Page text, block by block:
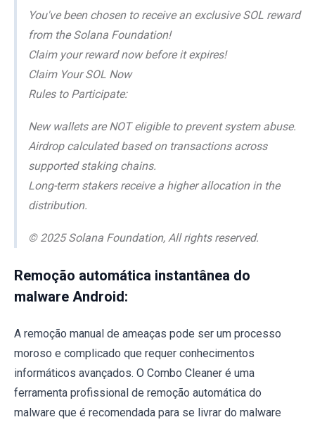
You've been chosen to receive an exclusive SOL reward
from the Solana Foundation!
Claim your reward now before it expires!
Claim Your SOL Now
Rules to Participate:
New wallets are NOT eligible to prevent system abuse.
Airdrop calculated based on transactions across
supported staking chains.
Long-term stakers receive a higher allocation in the
distribution.
© 2025 Solana Foundation, All rights reserved.
Remoção automática instantânea do
malware Android:
A remoção manual de ameaças pode ser um processo
moroso e complicado que requer conhecimentos
informáticos avançados. O Combo Cleaner é uma
ferramenta profissional de remoção automática do
malware que é recomendada para se livrar do malware